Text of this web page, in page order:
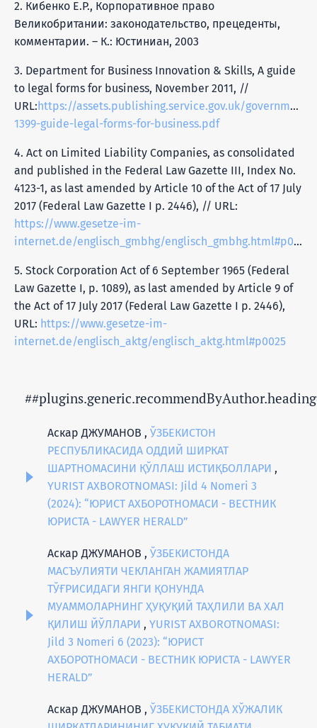
2. Кибенко Е.Р., Корпоративное право
Великобритании: законодательство, прецеденты,
комментарии. – К.: Юстиниан, 2003
3. Department for Business Innovation & Skills, A guide
to legal forms for business, November 2011, //
URL:https://assets.publishing.service.gov.uk/
1399-guide-legal-forms-for-business.pdf
4. Act on Limited Liability Companies, as consolidated
and published in the Federal Law Gazette III, Index No.
4123-1, as last amended by Article 10 of the Act of 17 July
2017 (Federal Law Gazette I p. 2446), // URL:
https://www.gesetze-im-
internet.de/englisch_gmbhg/englisch_gmbhg.html#p0020
5. Stock Corporation Act of 6 September 1965 (Federal
Law Gazette I, p. 1089), as last amended by Article 9 of
the Act of 17 July 2017 (Federal Law Gazette I p. 2446),
URL: https://www.gesetze-im-
internet.de/englisch_aktg/englisch_aktg.html#p0025
Аскар ДЖУМАНОВ , ЎЗБЕКИСТОН
РЕСПУБЛИКАСИДА ОДДИЙ ШИРКАТ
ШАРТНОМАСИНИ ҚЎЛЛАШ ИСТИҚБОЛЛАРИ ,
YURIST AXBOROTNOMASI: Jild 4 Nomeri 3
(2024): “ЮРИСТ АХБОРОТНОМАСИ - ВЕСТНИК
ЮРИСТА - LAWYER HERALD”
Аскар ДЖУМАНОВ , ЎЗБЕКИСТОНДА
МАСЪУЛИЯТИ ЧЕКЛАНГАН ЖАМИЯТЛАР
ТЎҒРИСИДАГИ ЯНГИ ҚОНУНДА
МУАММОЛАРНИНГ ҲУҚУҚИЙ ТАҲЛИЛИ ВА ХАЛ
ҚИЛИШ ЙЎЛЛАРИ , YURIST AXBOROTNOMASI:
Jild 3 Nomeri 6 (2023): “ЮРИСТ
АХБОРОТНОМАСИ - ВЕСТНИК ЮРИСТА - LAWYER
HERALD”
Аскар ДЖУМАНОВ , ЎЗБЕКИСТОНДА ХЎЖАЛИК